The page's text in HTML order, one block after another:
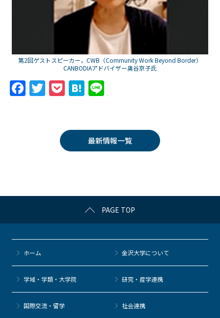
第2回ゲストスピーカー，CWB（Community Work Beyond Border）
CANBODIAアドバイザー奥谷京子氏
F
k
T
er
P
k
et
H
n
a
最新情報一覧
PAGE TOP
ホーム 金沢大学について
学域・学類・大学院 研究・産学連携
国際交流・留学 社会連携